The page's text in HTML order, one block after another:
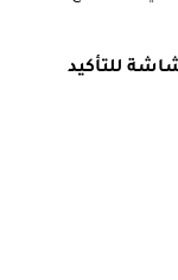
للتأكيد